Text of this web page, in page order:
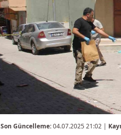
Son Güncelleme:04.07.2025 21:02 |